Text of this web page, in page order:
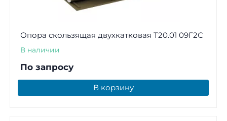
Опора скользящая двухкатковая Т20.01 09Г2С
В наличии
По запросу
В корзину